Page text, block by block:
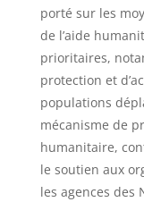
porté sur les
de l’aide
prioritaires,
protection et
populations
mécanisme de
humanitaire,
le soutien aux
les agences des